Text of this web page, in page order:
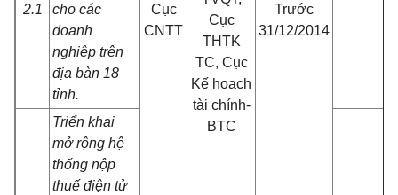
Cục
CNTT
Cục
THTK
TC, Cục
Kế hoạch
tài chính-
BTC
Trước
31/12/2014
2.1
cho các
doanh
nghiệp trên
địa bàn 18
tỉnh.
Triển khai
mở rộng hệ
thống nộp
thuế điện tử